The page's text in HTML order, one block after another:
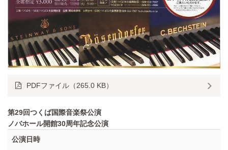
PDFファイル（265.0 KB）
第29回つくば国際音楽祭公演
ノバホール開館30周年記念公演
公演日時